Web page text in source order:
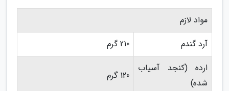
مواد لازم
آرد گندم
210 گرم
ارده (کنجد آسیاب
شده)
120 گرم